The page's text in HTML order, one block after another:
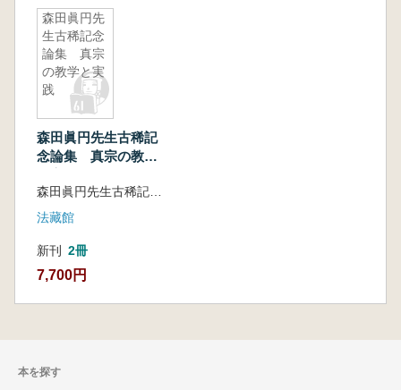
森田眞円先
生古稀記念
論集 真宗
の教学と実
践
森田眞円先生古稀記
念論集 真宗の教学
法藏館
新刊 2冊
7,700円
本を探す